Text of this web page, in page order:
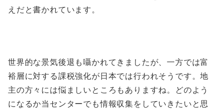
えだと書かれています。
世界的な景気後退も囁かれてきましたが、一方では富
裕層に対する課税強化が日本では行われそうです。地
主の方々には悩ましいところもありますね。どのよう
になるか当センターでも情報収集をしていきたいと思